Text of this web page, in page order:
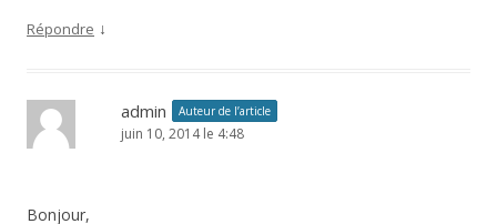
Répondre ↓
admin Auteur de l’article
juin 10, 2014 le 4:48
Bonjour,